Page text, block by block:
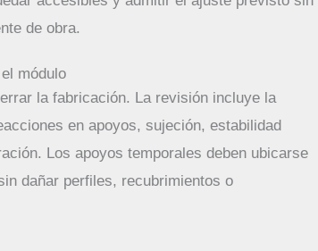
de obra.
módulo
la fabricación. La revisión incluye la
en apoyos, sujeción, estabilidad
Los apoyos temporales deben ubicarse
dañar perfiles, recubrimientos o